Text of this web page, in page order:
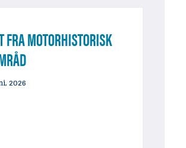
FRA MOTORHISTORISK
2026